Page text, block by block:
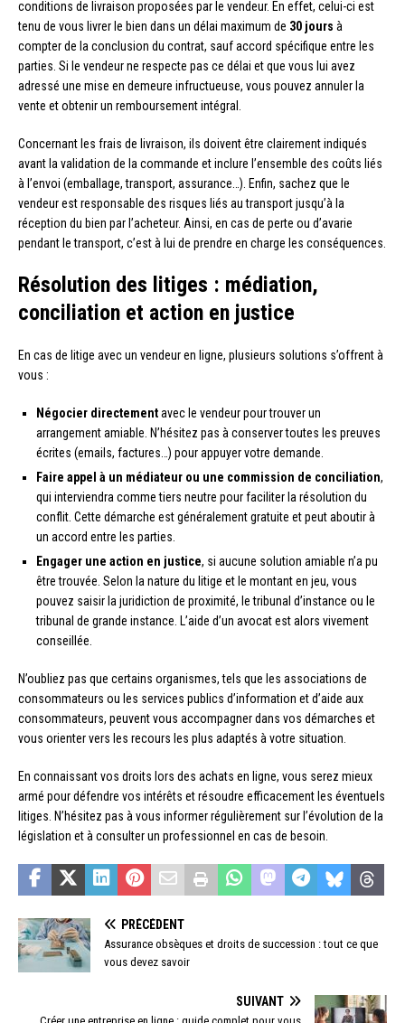
conditions de livraison proposées par le vendeur. En effet, celui-ci est
tenu de vous livrer le bien dans un délai maximum de 30 jours à
compter de la conclusion du contrat, sauf accord spécifique entre les
parties. Si le vendeur ne respecte pas ce délai et que vous lui avez
adressé une mise en demeure infructueuse, vous pouvez annuler la
vente et obtenir un remboursement intégral.
Concernant les frais de livraison, ils doivent être clairement indiqués
avant la validation de la commande et inclure l’ensemble des coûts liés
à l’envoi (emballage, transport, assurance…). Enfin, sachez que le
vendeur est responsable des risques liés au transport jusqu’à la
réception du bien par l’acheteur. Ainsi, en cas de perte ou d’avarie
pendant le transport, c’est à lui de prendre en charge les conséquences.
Résolution des litiges : médiation,
conciliation et action en justice
En cas de litige avec un vendeur en ligne, plusieurs solutions s’offrent à
vous :
Négocier directementavec le vendeur pour trouver un
arrangement amiable. N’hésitez pas à conserver toutes les preuves
écrites (emails, factures…) pour appuyer votre demande.
Faire appel à un médiateur ou une commission de conciliation,
qui interviendra comme tiers neutre pour faciliter la résolution du
conflit. Cette démarche est généralement gratuite et peut aboutir à
un accord entre les parties.
Engager une action en justice, si aucune solution amiable n’a pu
être trouvée. Selon la nature du litige et le montant en jeu, vous
pouvez saisir la juridiction de proximité, le tribunal d’instance ou le
tribunal de grande instance. L’aide d’un avocat est alors vivement
conseillée.
N’oubliez pas que certains organismes, tels que les associations de
consommateurs ou les services publics d’information et d’aide aux
consommateurs, peuvent vous accompagner dans vos démarches et
vous orienter vers les recours les plus adaptés à votre situation.
En connaissant vos droits lors des achats en ligne, vous serez mieux
armé pour défendre vos intérêts et résoudre efficacement les éventuels
litiges. N’hésitez pas à vous informer régulièrement sur l’évolution de la
législation et à consulter un professionnel en cas de besoin.
PRÉCÉDENT
Assurance obsèques et droits de succession : tout ce que
vous devez savoir
SUIVANT